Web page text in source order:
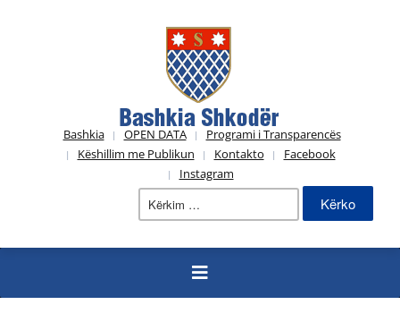
Bashkia OPEN DATA
Programi i Transparencës
Këshillim me Publikun
Kontakto
Facebook
Instagram
Kërko